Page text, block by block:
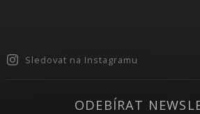
Sledovat na Instagramu
ODEBÍRAT